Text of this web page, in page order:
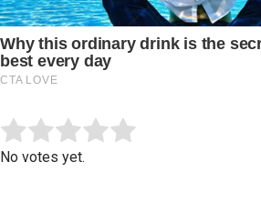
Rate this item:
No votes yet.